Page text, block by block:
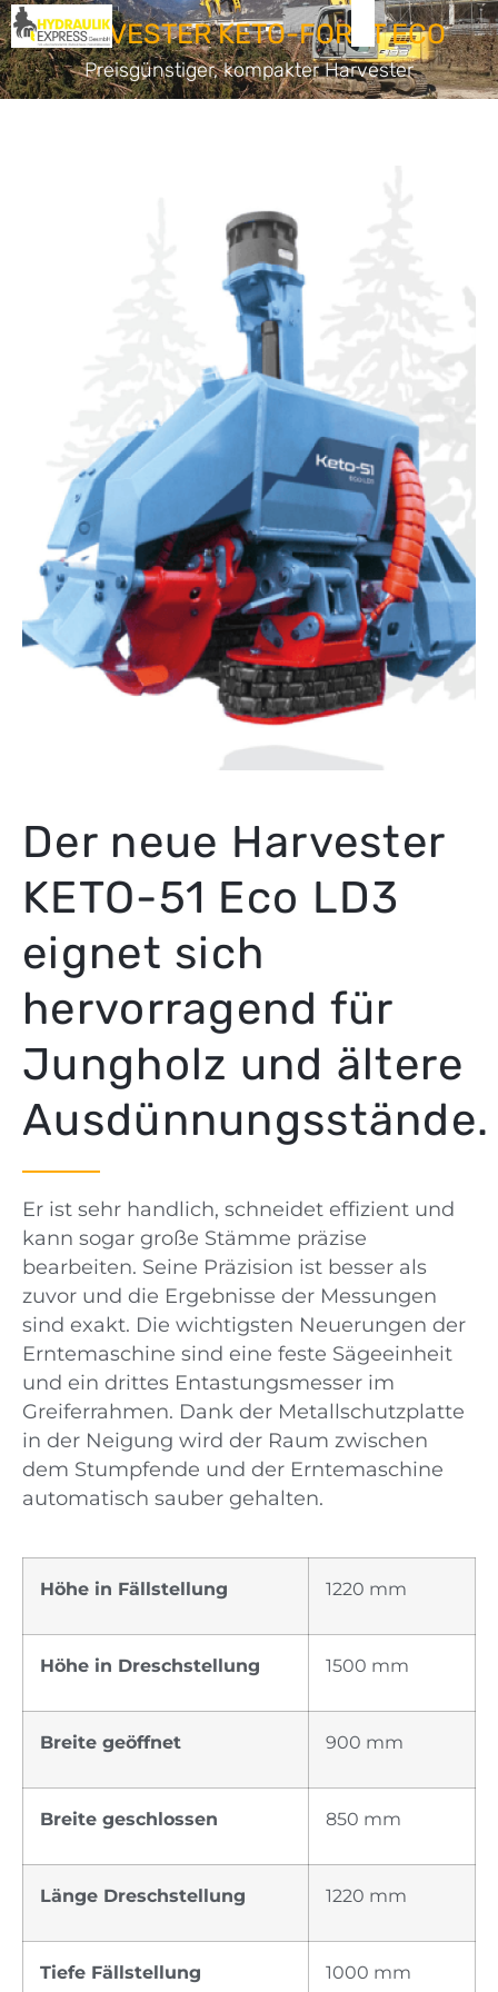
HARVESTER KETO-FORST ECO
Preisgünstiger, kompakter Harvester
Der neue Harvester
KETO-51 Eco LD3
eignet sich
hervorragend für
Jungholz und ältere
Ausdünnungsstände.
Er ist sehr handlich, schneidet effizient und
kann sogar große Stämme präzise
bearbeiten. Seine Präzision ist besser als
zuvor und die Ergebnisse der Messungen
sind exakt. Die wichtigsten Neuerungen der
Erntemaschine sind eine feste Sägeeinheit
und ein drittes Entastungsmesser im
Greiferrahmen. Dank der Metallschutzplatte
in der Neigung wird der Raum zwischen
dem Stumpfende und der Erntemaschine
automatisch sauber gehalten.
Höhe in Fällstellung 1220 mm
Höhe in Dreschstellung 1500 mm
Breite geöffnet 900 mm
Breite geschlossen 850 mm
Länge Dreschstellung 1220 mm
Tiefe Fällstellung 1000 mm